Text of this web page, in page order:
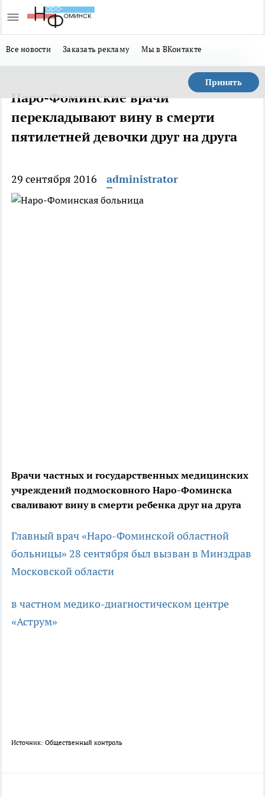
Все новости Заказать рекламу Мы в ВКонтакте
Принять
Наро-Фоминские врачи
перекладывают вину в смерти
пятилетней девочки друг на друга
29 сентября 2016 administrator
Врачи частных и государственных медицинских
учреждений подмосковного Наро-Фоминска
сваливают вину в смерти ребенка друг на друга
Главный врач «Наро-Фоминской областной
больницы» 28 сентября был вызван в Минздрав
Московской области
в частном медико-диагностическом центре
«Аструм»
Источник: Общественный контроль